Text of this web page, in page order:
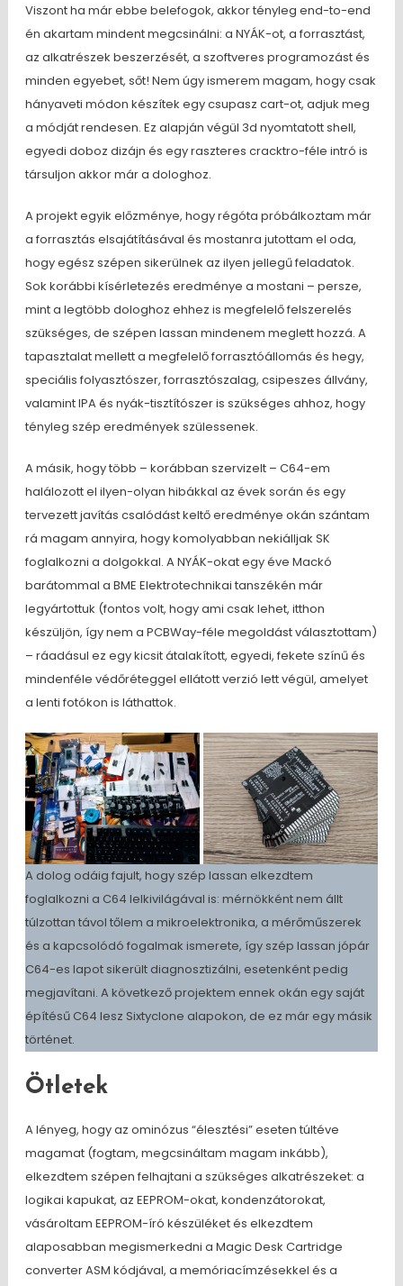
Viszont ha már ebbe belefogok, akkor tényleg end-to-end
én akartam mindent megcsinálni: a NYÁK-ot, a forrasztást,
az alkatrészek beszerzését, a szoftveres programozást és
minden egyebet, sőt! Nem úgy ismerem magam, hogy csak
hányaveti módon készítek egy csupasz cart-ot, adjuk meg
a módját rendesen. Ez alapján végül 3d nyomtatott shell,
egyedi doboz dizájn és egy raszteres cracktro-féle intró is
társuljon akkor már a dologhoz.
A projekt egyik előzménye, hogy régóta próbálkoztam már
a forrasztás elsajátításával és mostanra jutottam el oda,
hogy egész szépen sikerülnek az ilyen jellegű feladatok.
Sok korábbi kísérletezés eredménye a mostani – persze,
mint a legtöbb dologhoz ehhez is megfelelő felszerelés
szükséges, de szépen lassan mindenem meglett hozzá. A
tapasztalat mellett a megfelelő forrasztóállomás és hegy,
speciális folyasztószer, forrasztószalag, csipeszes állvány,
valamint IPA és nyák-tisztítószer is szükséges ahhoz, hogy
tényleg szép eredmények szülessenek.
A másik, hogy több – korábban szervizelt – C64-em
halálozott el ilyen-olyan hibákkal az évek során és egy
tervezett javítás csalódást keltő eredménye okán szántam
rá magam annyira, hogy komolyabban nekiálljak SK
foglalkozni a dolgokkal. A NYÁK-okat egy éve Mackó
barátommal a BME Elektrotechnikai tanszékén már
legyártottuk (fontos volt, hogy ami csak lehet, itthon
készüljön, így nem a PCBWay-féle megoldást választottam)
– ráadásul ez egy kicsit átalakított, egyedi, fekete színű és
mindenféle védőréteggel ellátott verzió lett végül, amelyet
a lenti fotókon is láthattok.
A dolog odáig fajult, hogy szép lassan elkezdtem
foglalkozni a C64 lelkivilágával is: mérnökként nem állt
túlzottan távol tőlem a mikroelektronika, a mérőműszerek
és a kapcsolódó fogalmak ismerete, így szép lassan jópár
C64-es lapot sikerült diagnosztizálni, esetenként pedig
megjavítani. A következő projektem ennek okán egy saját
építésű C64 lesz Sixtyclone alapokon, de ez már egy másik
történet.
Ötletek
A lényeg, hogy az ominózus “élesztési” eseten túltéve
magamat (fogtam, megcsináltam magam inkább),
elkezdtem szépen felhajtani a szükséges alkatrészeket: a
logikai kapukat, az EEPROM-okat, kondenzátorokat,
vásároltam EEPROM-író készüléket és elkezdtem
alaposabban megismerkedni a Magic Desk Cartridge
converter ASM kódjával, a memóriacímzésekkel és a